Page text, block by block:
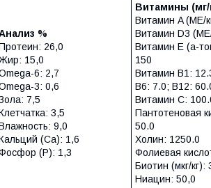
%
26,0
15,0
6: 2,7
3: 0,6
7,5
3,5
9,0
(Са): 1,6
(P): 1,3
Витамины (мг/
Витамин A (МЕ/
Витамин D3
Витамин E (a-
150
Витамин В1:
B6: 7.0; B12:
Витамин C:
Пантотеновая
50.0
Холин: 1250.0
Фолиевая
Биотин (мкг/кг):
Ниацин: 50,0